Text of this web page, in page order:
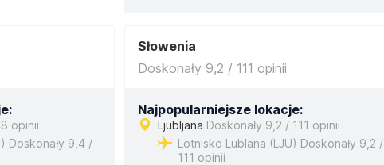
opinii
Doskonały 9,4 /
Słowenia
Doskonały 9,2 / 111 opinii
Najpopularniejsze lokacje:
Ljubljana Doskonały 9,2 / 111 opinii
Lotnisko Lublana (LJU) Doskonały 9,2 /
111 opinii